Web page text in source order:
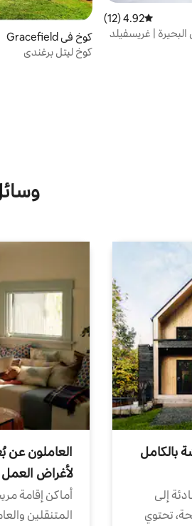
متوسط التقييم 4.92 من 5، 12 مراجعات
4.92 (12)
البحيرة | غريسفيلد
كوخ في Gracefield
كوخ ليتل برغندي
بالكامل
إلى
تحتوي
العاملون عن
لأغراض العمل
أماكن إقامة
المتنقلين